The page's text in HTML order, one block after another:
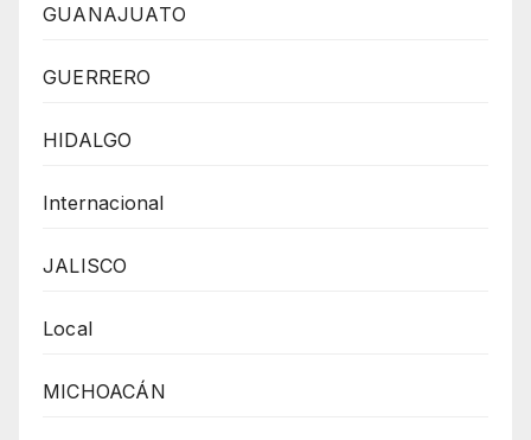
GUANAJUATO
GUERRERO
HIDALGO
Internacional
JALISCO
Local
MICHOACÁN